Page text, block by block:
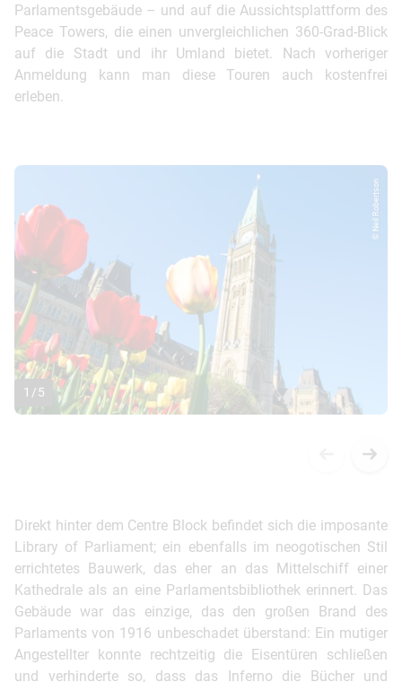
Parlamentsgebäude – und auf die Aussichtsplattform des
Peace Towers, die einen unvergleichlichen 360-Grad-Blick
auf die Stadt und ihr Umland bietet. Nach vorheriger
Anmeldung kann man diese Touren auch kostenfrei
erleben.
© Neil Robertson
1 /5
Direkt hinter dem Centre Block befindet sich die imposante
Library of Parliament; ein ebenfalls im neogotischen Stil
errichtetes Bauwerk, das eher an das Mittelschiff einer
Kathedrale als an eine Parlamentsbibliothek erinnert. Das
Gebäude war das einzige, das den großen Brand des
Parlaments von 1916 unbeschadet überstand: Ein mutiger
Angestellter konnte rechtzeitig die Eisentüren schließen
und verhinderte so, dass das Inferno die Bücher und